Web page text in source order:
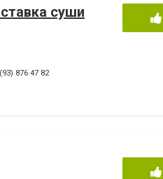
суши
876 47 82